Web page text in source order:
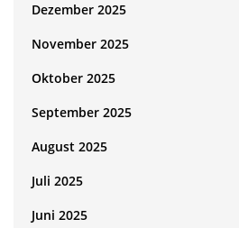
Dezember 2025
November 2025
Oktober 2025
September 2025
August 2025
Juli 2025
Juni 2025